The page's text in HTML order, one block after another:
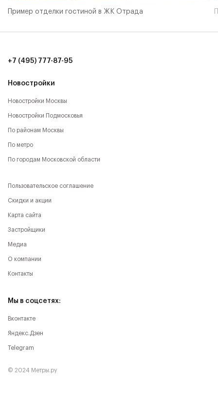
Пример отделки гостиной в ЖК Отрада
Новостройки
Новостройки Москвы
Новостройки Подмосковья
По районам Москвы
По метро
По городам Московской области
+7 (495) 777-87-95
Пользовательское соглашение
Скидки и акции
Карта сайта
Застройщики
Медиа
О компании
Контакты
Мы в соцсетях:
Вконтакте
Яндекс.Дзен
Telegram
© 2024 Метры.ру